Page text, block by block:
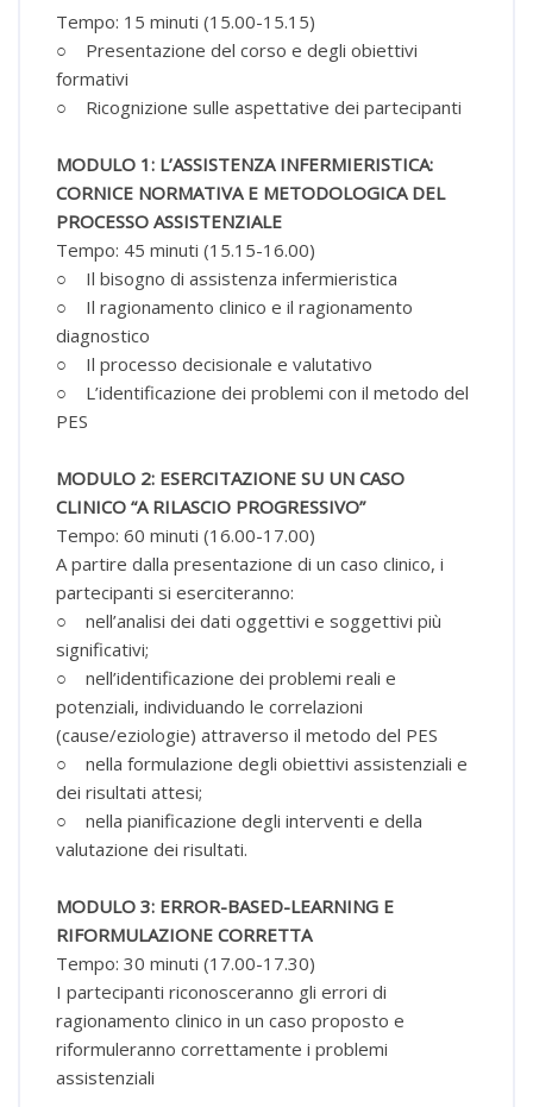
Tempo: 15 minuti (15.00-15.15)
○ Presentazione del corso e degli obiettivi
formativi
○ Ricognizione sulle aspettative dei partecipanti
MODULO 1: L’ASSISTENZA INFERMIERISTICA:
CORNICE NORMATIVA E METODOLOGICA DEL
PROCESSO ASSISTENZIALE
Tempo: 45 minuti (15.15-16.00)
○ Il bisogno di assistenza infermieristica
○ Il ragionamento clinico e il ragionamento
diagnostico
○ Il processo decisionale e valutativo
○ L’identificazione dei problemi con il metodo del
PES
MODULO 2: ESERCITAZIONE SU UN CASO
CLINICO “A RILASCIO PROGRESSIVO”
Tempo: 60 minuti (16.00-17.00)
A partire dalla presentazione di un caso clinico, i
partecipanti si eserciteranno:
○ nell’analisi dei dati oggettivi e soggettivi più
significativi;
○ nell’identificazione dei problemi reali e
potenziali, individuando le correlazioni
(cause/eziologie) attraverso il metodo del PES
○ nella formulazione degli obiettivi assistenziali e
dei risultati attesi;
○ nella pianificazione degli interventi e della
valutazione dei risultati.
MODULO 3: ERROR-BASED-LEARNING E
RIFORMULAZIONE CORRETTA
Tempo: 30 minuti (17.00-17.30)
I partecipanti riconosceranno gli errori di
ragionamento clinico in un caso proposto e
riformuleranno correttamente i problemi
assistenziali